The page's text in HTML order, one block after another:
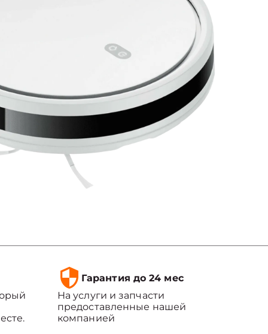
Гарантия до 24 мес
На услуги и запчасти
предоставленные нашей
компанией